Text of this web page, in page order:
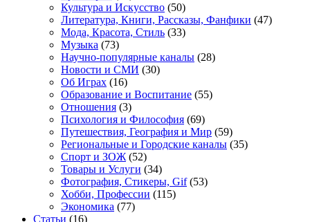
Культура и Искусство (50)
Литература, Книги, Рассказы, Фанфики (47)
Мода, Красота, Стиль (33)
Музыка (73)
Научно-популярные каналы (28)
Новости и СМИ (30)
Об Играх (16)
Образование и Воспитание (55)
Отношения (3)
Психология и Философия (69)
Путешествия, География и Мир (59)
Региональные и Городские каналы (35)
Спорт и ЗОЖ(52)
Товары и Услуги (34)
Фотография, Стикеры, Gif(53)
Хобби, Профессии (115)
Экономика (77)
Статьи (16)